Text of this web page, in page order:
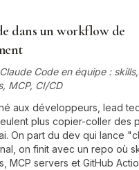
dans un workflow de
Code en équipe :
MCP, CI/CD
aux développeurs, lead
plus copier-coller des
On part du dev qui lance
on finit avec un repo où
MCP servers et GitHub